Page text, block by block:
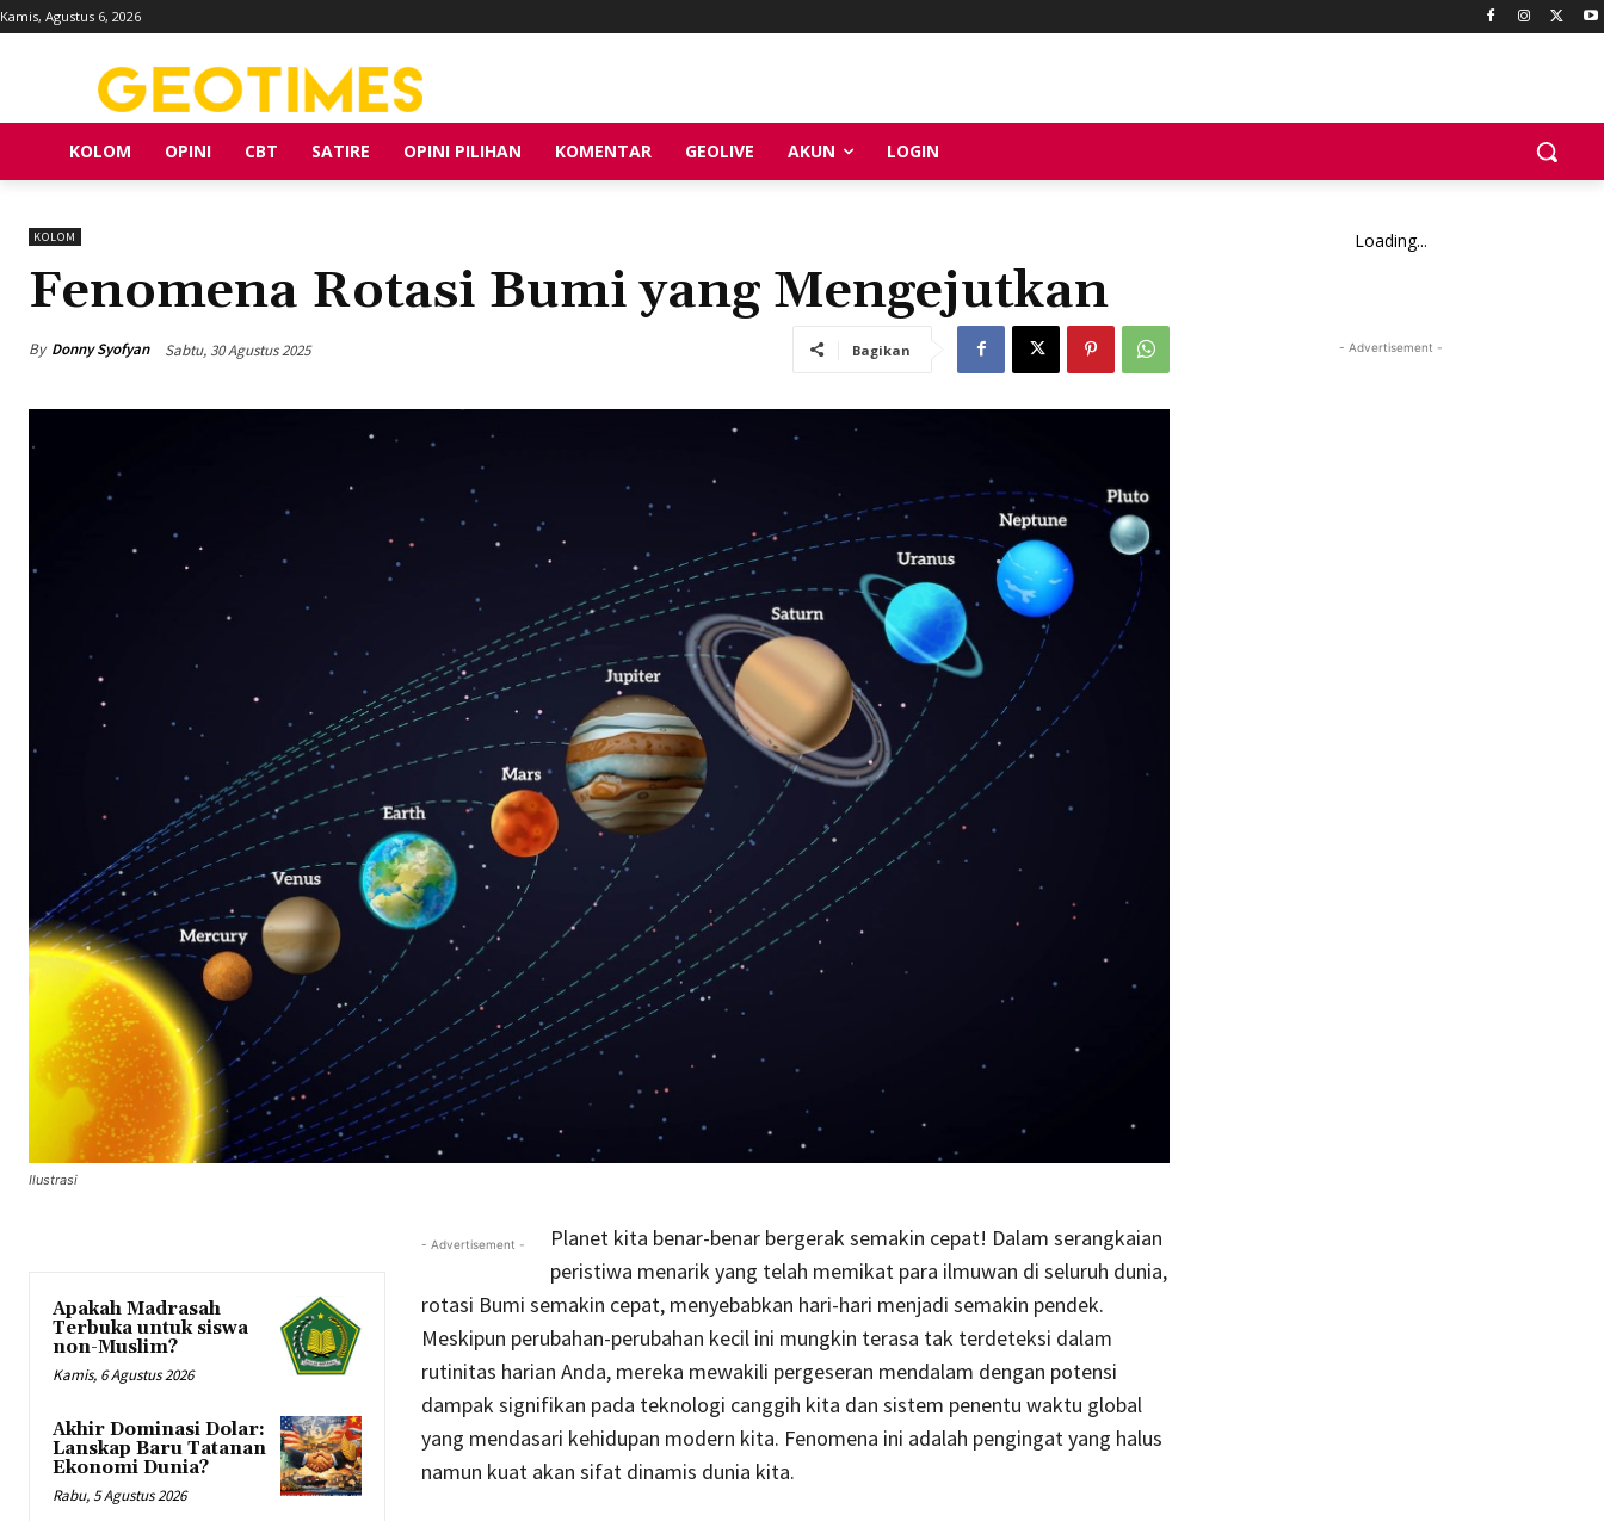
Kamis, Agustus 6, 2026
KOLOM OPINI CBT SATIRE OPINI PILIHAN KOMENTAR GEOLIVE AKUN LOGIN
KOLOM
Fenomena Rotasi Bumi yang Mengejutkan
By Donny Syofyan Sabtu, 30 Agustus 2025 Bagikan
Ilustrasi
Apakah Madrasah
Terbuka untuk siswa
non-Muslim?
Kamis, 6 Agustus 2026
Akhir Dominasi Dolar:
Lanskap Baru Tatanan
Ekonomi Dunia?
Rabu, 5 Agustus 2026
- Advertisement -
Planet kita benar-benar bergerak semakin cepat! Dalam serangkaian
peristiwa menarik yang telah memikat para ilmuwan di seluruh dunia,
rotasi Bumi semakin cepat, menyebabkan hari-hari menjadi semakin pendek.
Meskipun perubahan-perubahan kecil ini mungkin terasa tak terdeteksi dalam
rutinitas harian Anda, mereka mewakili pergeseran mendalam dengan potensi
dampak signifikan pada teknologi canggih kita dan sistem penentu waktu global
yang mendasari kehidupan modern kita. Fenomena ini adalah pengingat yang halus
namun kuat akan sifat dinamis dunia kita.
Loading...
- Advertisement -